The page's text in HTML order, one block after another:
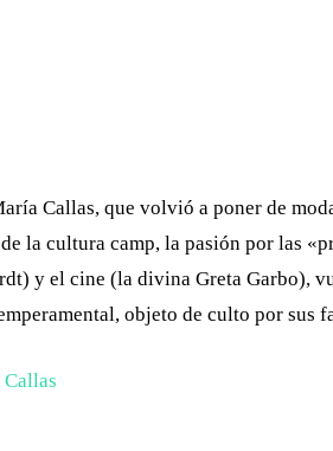
Callas, que volvió a poner de
la cultura camp, la pasión por las
y el cine (la divina Greta Garbo),
objeto de culto por sus